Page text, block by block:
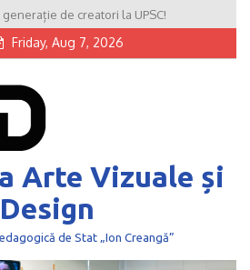
de creatori la UPSC!
Friday, Aug 7, 2026
Arte Vizuale și
Design
de Stat „Ion Creangă”